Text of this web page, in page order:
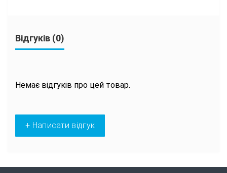
Відгуків (0)
Немає відгуків про цей товар.
+ Написати відгук